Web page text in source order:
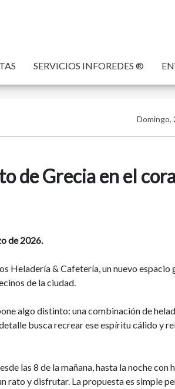
SERVICIOS INFOREDES ®
Domingo,
de Grecia en el
de 2026.
Heladería & Cafetería, un nuevo espacio
de la ciudad.
algo distinto: una combinación de
busca recrear ese espíritu cálido y
las 8 de la mañana, hasta la noche con
rato y disfrutar. La propuesta es simple